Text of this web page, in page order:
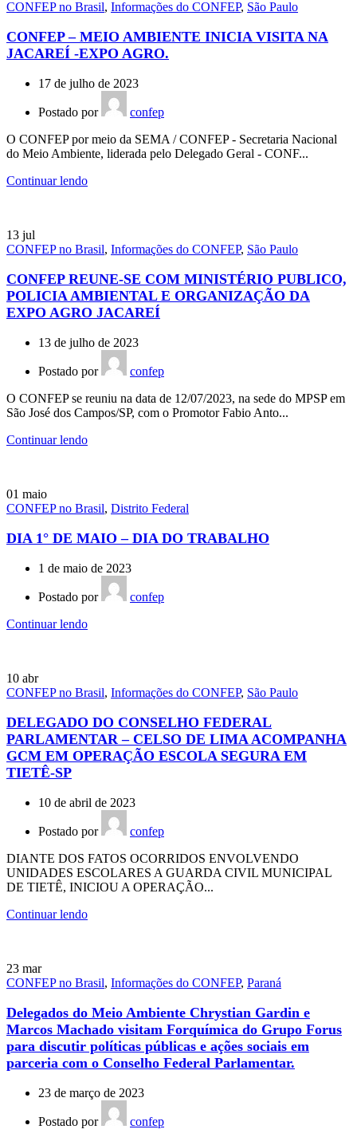
CONFEP no Brasil, Informações do CONFEP, São Paulo
CONFEP – MEIO AMBIENTE INICIA VISITA NA
JACAREÍ -EXPO AGRO.
17 de julho de 2023
Postado por
confep
O CONFEP por meio da SEMA / CONFEP - Secretaria Nacional
do Meio Ambiente, liderada pelo Delegado Geral - CONF...
Continuar lendo
13 jul
CONFEP no Brasil, Informações do CONFEP, São Paulo
CONFEP REUNE-SE COM MINISTÉRIO PUBLICO,
POLICIA AMBIENTAL E ORGANIZAÇÃO DA
EXPO AGRO JACAREÍ
13 de julho de 2023
Postado por
confep
O CONFEP se reuniu na data de 12/07/2023, na sede do MPSP em
São José dos Campos/SP, com o Promotor Fabio Anto...
Continuar lendo
01 maio
CONFEP no Brasil, Distrito Federal
DIA 1° DE MAIO – DIA DO TRABALHO
1 de maio de 2023
Postado por
confep
Continuar lendo
10 abr
CONFEP no Brasil, Informações do CONFEP, São Paulo
DELEGADO DO CONSELHO FEDERAL
PARLAMENTAR – CELSO DE LIMA ACOMPANHA
GCM EM OPERAÇÃO ESCOLA SEGURA EM
TIETÊ-SP
10 de abril de 2023
Postado por
confep
DIANTE DOS FATOS OCORRIDOS ENVOLVENDO
UNIDADES ESCOLARES A GUARDA CIVIL MUNICIPAL
DE TIETÊ, INICIOU A OPERAÇÃO...
Continuar lendo
23 mar
CONFEP no Brasil, Informações do CONFEP, Paraná
Delegados do Meio Ambiente Chrystian Gardin e
Marcos Machado visitam Forquímica do Grupo Forus
para discutir políticas públicas e ações sociais em
parceria com o Conselho Federal Parlamentar.
23 de março de 2023
Postado por
confep